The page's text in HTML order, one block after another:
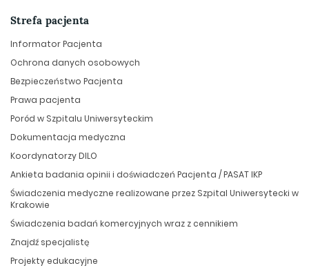
Strefa pacjenta
Informator Pacjenta
Ochrona danych osobowych
Bezpieczeństwo Pacjenta
Prawa pacjenta
Poród w Szpitalu Uniwersyteckim
Dokumentacja medyczna
Koordynatorzy DILO
Ankieta badania opinii i doświadczeń Pacjenta / PASAT IKP
Świadczenia medyczne realizowane przez Szpital Uniwersytecki w
Krakowie
Świadczenia badań komercyjnych wraz z cennikiem
Znajdź specjalistę
Projekty edukacyjne